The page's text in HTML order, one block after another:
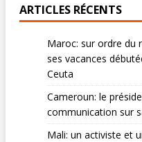
ARTICLES RÉCENTS
Maroc: sur ordre du
ses vacances
Ceuta
Cameroun: le
communication sur
Mali: un activiste et